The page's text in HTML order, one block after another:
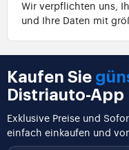
Wir verpflichten uns,
und Ihre Daten mit
Kaufen Sie
Distriauto-App
Exklusive Preise und
einfach einkaufen und